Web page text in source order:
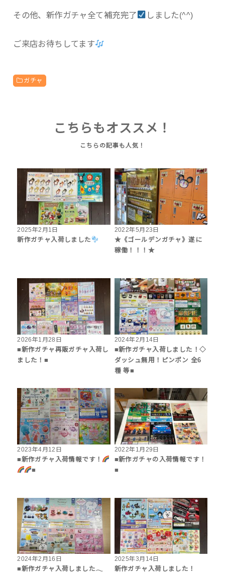
その他、新作ガチャ全て補充完了 しました(^^)
ご来店お待ちしてます
ガチャ
こちらもオススメ！
2025年2月1日
新作ガチャ入荷しました
2022年5月23日
★《ゴールデンガチャ》遂に
稼働！！！★
2026年1月28日
■新作ガチャ再販ガチャ入荷し
ました！■
2024年2月14日
■新作ガチャ入荷しました！◇
ダッシュ無用！ピンポン 全6
種 等■
2023年4月12日
■新作ガチャ入荷情報です！
■
2022年1月29日
■新作ガチャの入荷情報です！
■
2024年2月16日
■新作ガチャ入荷しました𓂃
2025年3月14日
新作ガチャ入荷しました！